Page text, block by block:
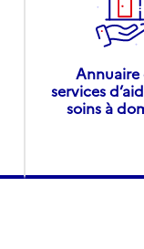
Annuaire
services
soins à